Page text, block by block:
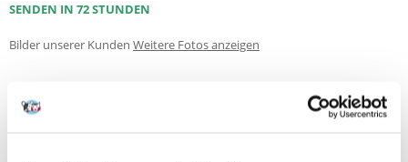
SENDEN IN 72 STUNDEN
Bilder unserer Kunden Weitere Fotos anzeigen
Produktbeschreibung